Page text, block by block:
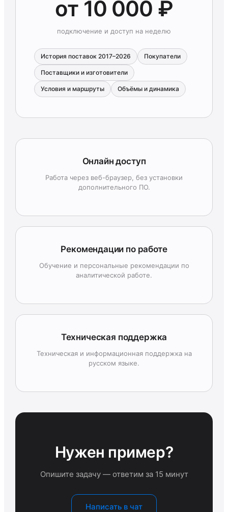
от 10 000 ₽
подключение и доступ на неделю
История поставок 2017–2026 Покупатели
Поставщики и изготовители
Условия и маршруты Объёмы и динамика
Онлайн доступ
Работа через веб-браузер, без установки
дополнительного ПО.
Рекомендации по работе
Обучение и персональные рекомендации по
аналитической работе.
Техническая поддержка
Техническая и информационная поддержка на
русском языке.
Нужен пример?
Опишите задачу — ответим за 15 минут
Написать в чат